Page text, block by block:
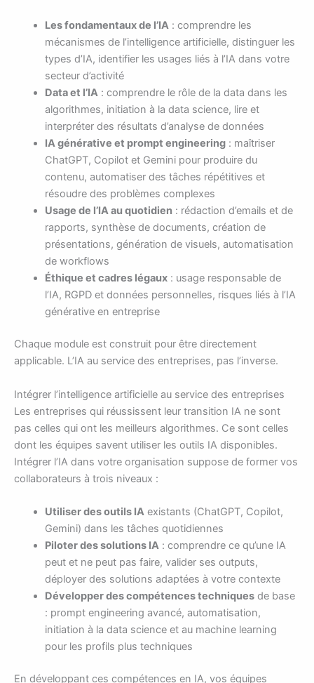
Les fondamentaux de l’IA: comprendre les
mécanismes de l’intelligence artificielle, distinguer les
types d’IA, identifier les usages liés à l’IA dans votre
secteur d’activité
Data et l’IA: comprendre le rôle de la data dans les
algorithmes, initiation à la data science, lire et
interpréter des résultats d’analyse de données
IA générative et prompt engineering: maîtriser
ChatGPT, Copilot et Gemini pour produire du
contenu, automatiser des tâches répétitives et
résoudre des problèmes complexes
Usage de l’IA au quotidien: rédaction d’emails et de
rapports, synthèse de documents, création de
présentations, génération de visuels, automatisation
de workflows
Éthique et cadres légaux: usage responsable de
l’IA, RGPD et données personnelles, risques liés à l’IA
générative en entreprise
Chaque module est construit pour être directement
applicable. L’IA au service des entreprises, pas l’inverse.
Intégrer l’intelligence artificielle au service des entreprises
Les entreprises qui réussissent leur transition IA ne sont
pas celles qui ont les meilleurs algorithmes. Ce sont celles
dont les équipes savent utiliser les outils IA disponibles.
Intégrer l’IA dans votre organisation suppose de former vos
collaborateurs à trois niveaux :
Utiliser des outils IAexistants (ChatGPT, Copilot,
Gemini) dans les tâches quotidiennes
Piloter des solutions IA: comprendre ce qu’une IA
peut et ne peut pas faire, valider ses outputs,
déployer des solutions adaptées à votre contexte
Développer des compétences techniquesde base
: prompt engineering avancé, automatisation,
initiation à la data science et au machine learning
pour les profils plus techniques
En développant ces compétences en IA, vos équipes